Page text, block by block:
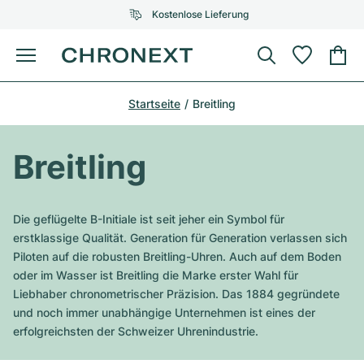
Kostenlose Lieferung
Menü
AUSGEWÄHLTE MARKEN
Alle Rolex Modelle
Top-Modelle
Air-King
Omega
Alle Omega Modelle
Top-Modelle
Patek Philippe
Alle Patek Philippe Modelle
Audemars Piguet
Cartier
Breitling
Certified Pre-Owned
Schmuck
AUSGEWÄHLTE MARKEN
Tiffany
Louis Vuitton
Gebauer & Gebauer
Van Cleef & Arpels
Neuzugänge
Service
Startseite Breitling
Breitling
Die geflügelte B-Initiale ist seit jeher ein Symbol für
erstklassige Qualität. Generation für Generation verlassen sich
Piloten auf die robusten Breitling-Uhren. Auch auf dem Boden
oder im Wasser ist Breitling die Marke erster Wahl für
Liebhaber chronometrischer Präzision. Das 1884 gegründete
und noch immer unabhängige Unternehmen ist eines der
erfolgreichsten der Schweizer Uhrenindustrie.